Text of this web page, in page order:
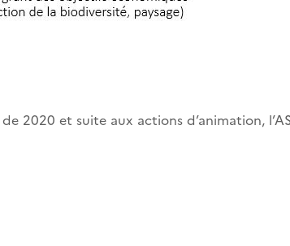
2020 et suite aux actions d’animation,